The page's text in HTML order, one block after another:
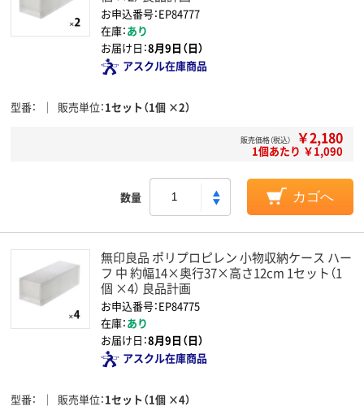
お申込番号：EP84777
在庫：あり
お届け日：8月9日（日）
アスクル在庫商品
型番 販売単位 1セット（1個 ×2）
販売価格（税込） ￥2,180
1個あたり ￥1,090
数量 カゴへ
無印良品 ポリプロピレン 小物収納ケース ハー
フ 中 約幅14×奥行37×高さ12cm 1セット（1
個 ×4） 良品計画
お申込番号：EP84775
在庫：あり
お届け日：8月9日（日）
アスクル在庫商品
型番 販売単位 1セット（1個 ×4）